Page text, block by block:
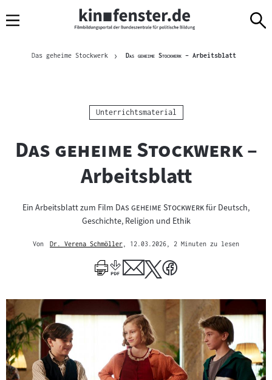
Navigation
zum
zur
Brotkrümelnavigation
Das geheime Stockwerk "
Das geheime Stockwerk"– ArbeitsblattAktuelle
Kategorie:
Unterrichtsmaterial
"
Das geheime Stockwerk"
–
Arbeitsblatt
Ein Arbeitsblatt zum Film "Das geheime Stockwerk"für Deutsch,
Geschichte, Religion und Ethik
Von
Dr. Verena Schmöller
Author
, 12.03.2026 , 2 Minuten zu lesen